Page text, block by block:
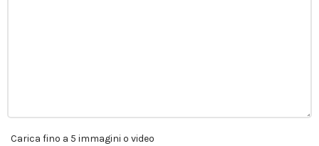
Carica fino a 5 immagini o video